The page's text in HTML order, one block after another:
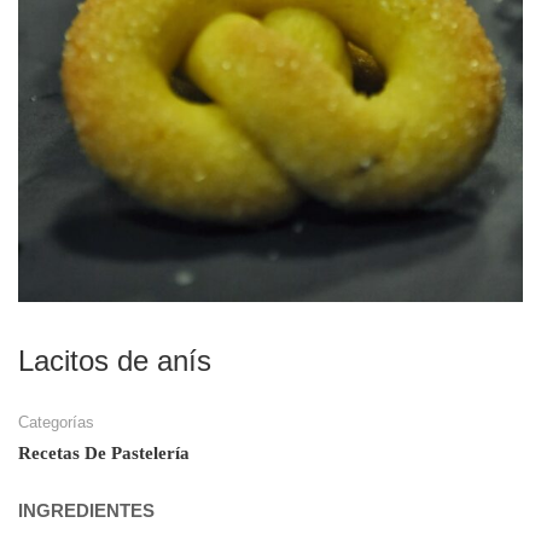
Lacitos de anís
Categorías
Recetas De Pastelería
INGREDIENTES